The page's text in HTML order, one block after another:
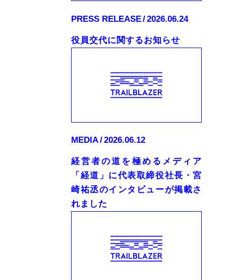
PRESS RELEASE 2026.06.24
役員交代に関するお知らせ
MEDIA 2026.06.12
経営者の道を極めるメディア
「経道」に代表取締役社長・宮
崎祐丞のインタビューが掲載さ
れました